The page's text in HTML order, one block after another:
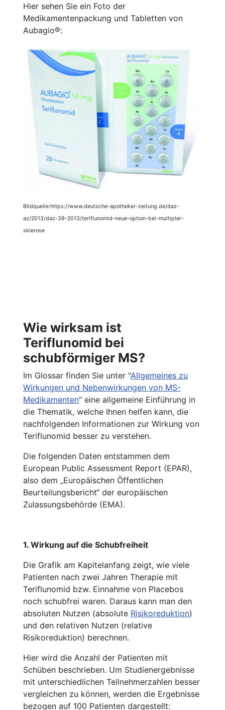
Hier sehen Sie ein Foto der
Medikamentenpackung und Tabletten von
Aubagio®:
Bildquelle:https://www.deutsche-apotheker-zeitung.de/daz-
az/2013/daz-39-2013/teriflunomid-neue-option-bei-multipler-
sklerose
Wie wirksam ist
Teriflunomid bei
schubförmiger MS?
Im Glossar finden Sie unter "Allgemeines zu
Wirkungen und Nebenwirkungen von MS-
Medikamenten" eine allgemeine Einführung in
die Thematik, welche Ihnen helfen kann, die
nachfolgenden Informationen zur Wirkung von
Teriflunomid besser zu verstehen.
Die folgenden Daten entstammen dem
European Public Assessment Report (EPAR),
also dem „Europäischen Öffentlichen
Beurteilungsbericht“ der europäischen
Zulassungsbehörde (EMA).
1. Wirkung auf die Schubfreiheit
Die Grafik am Kapitelanfang zeigt, wie viele
Patienten nach zwei Jahren Therapie mit
Teriflunomid bzw. Einnahme von Placebos
noch schubfrei waren. Daraus kann man den
absoluten Nutzen (absolute Risikoreduktion)
und den relativen Nutzen (relative
Risikoreduktion) berechnen.
Hier wird die Anzahl der Patienten mit
Schüben beschrieben. Um Studienergebnisse
mit unterschiedlichen Teilnehmerzahlen besser
vergleichen zu können, werden die Ergebnisse
bezogen auf 100 Patienten dargestellt: